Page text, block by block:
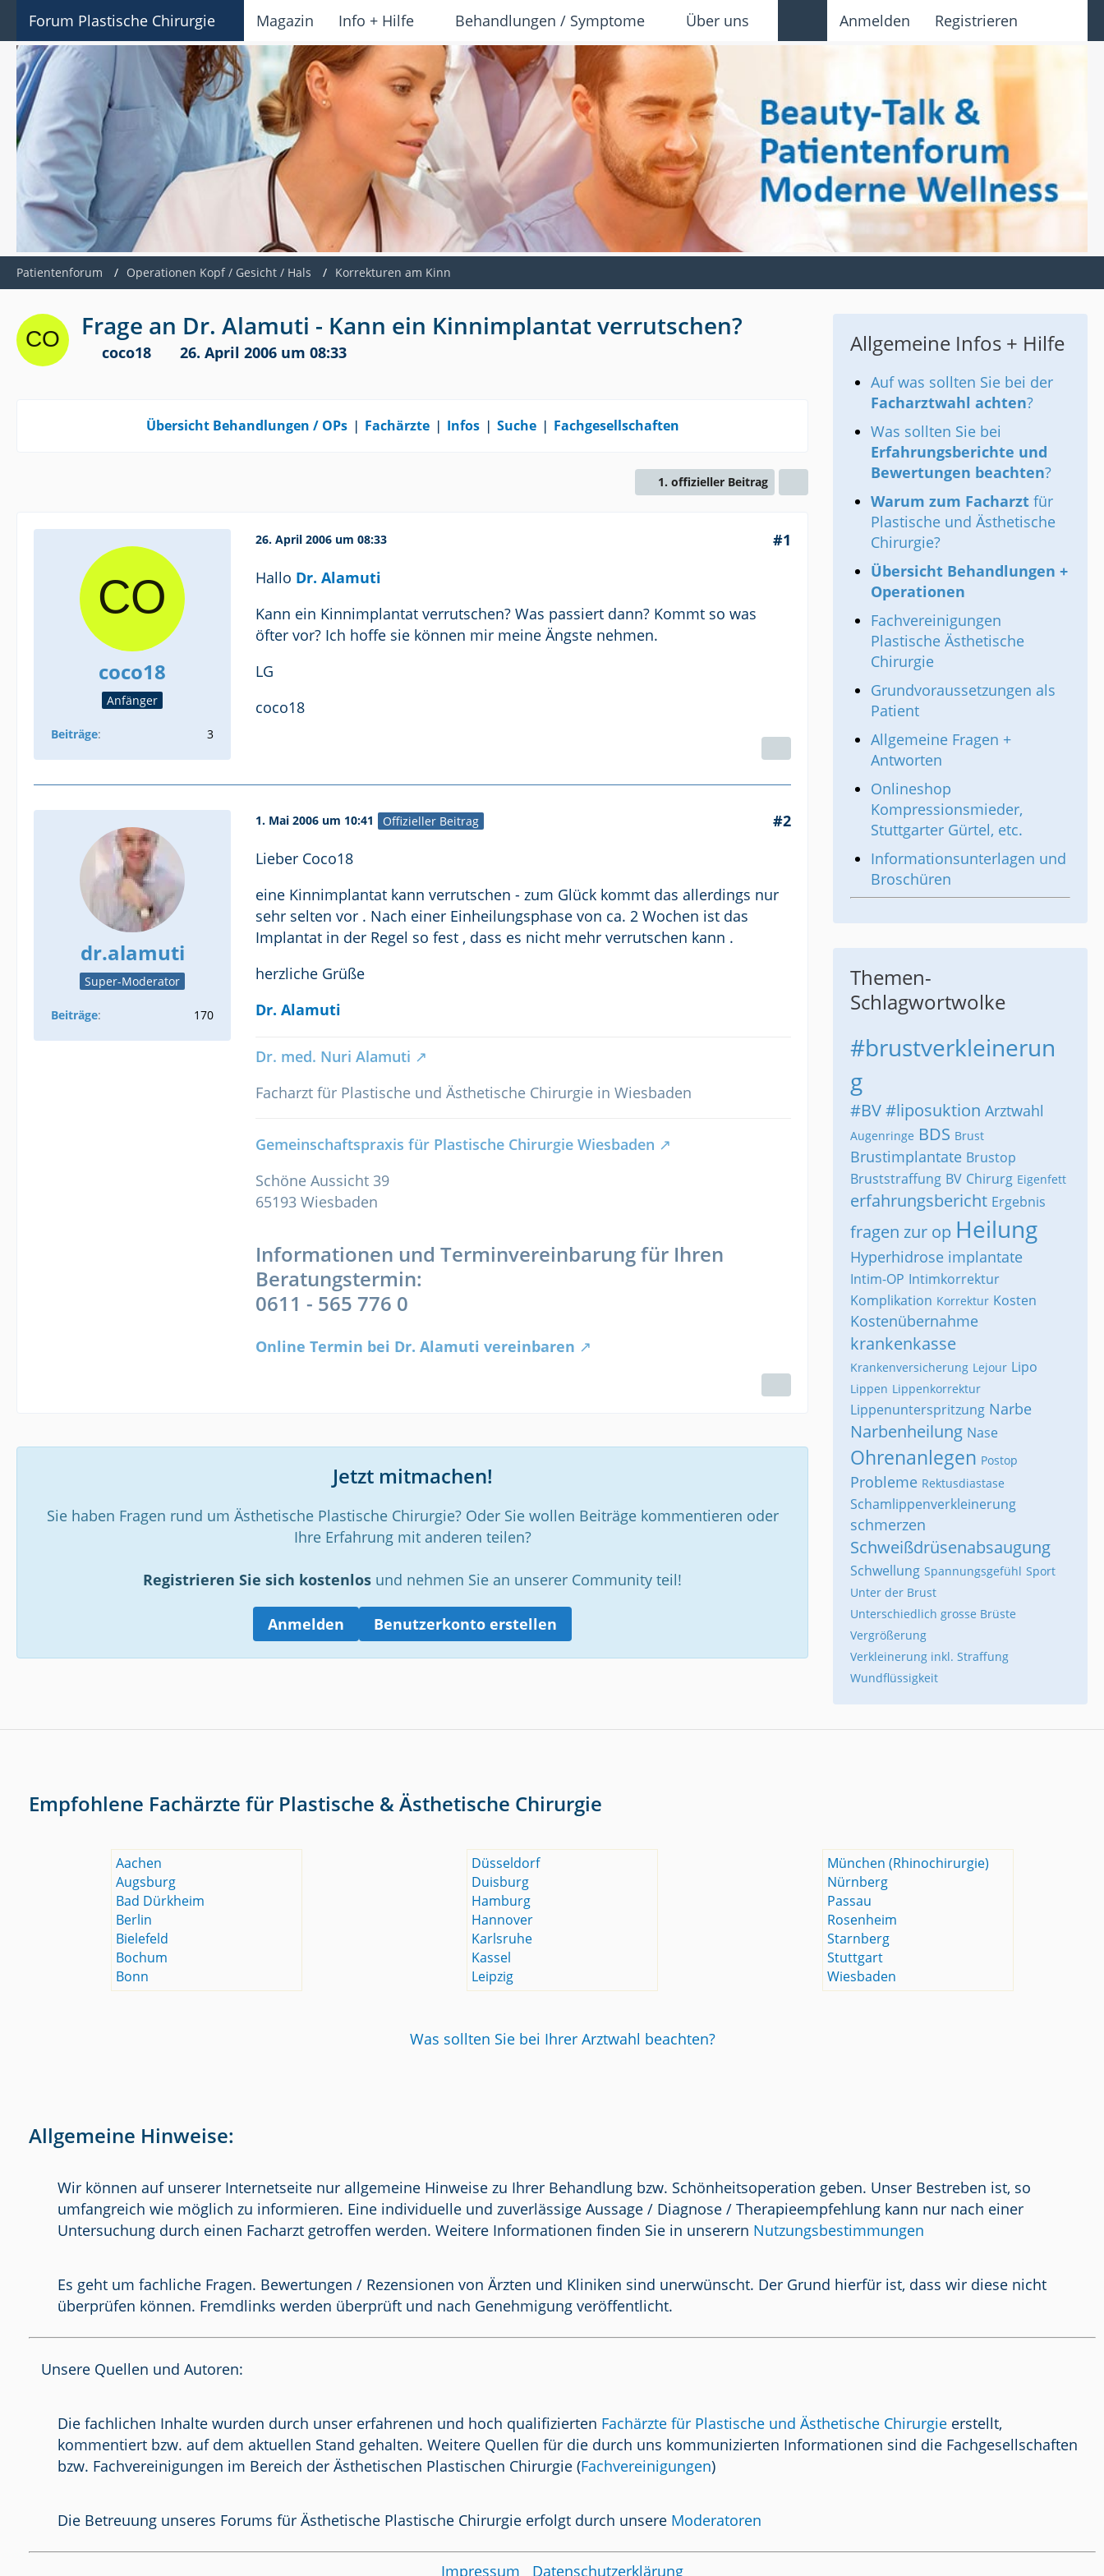
Forum Plastische Chirurgie Magazin Info + Hilfe Behandlungen / Symptome Über uns Anmelden Registrieren
Patientenforum Operationen Kopf / Gesicht / Hals Korrekturen am Kinn
Frage an Dr. Alamuti - Kann ein Kinnimplantat verrutschen?
coco18 26. April 2006 um 08:33
Übersicht Behandlungen / OPs❘ Fachärzte❘ Infos❘ Suche❘ Fachgesellschaften
1. offizieller Beitrag
coco18
Anfänger
Beiträge 3
26. April 2006 um 08:33
#1
Hallo Dr. Alamuti
Kann ein Kinnimplantat verrutschen? Was passiert dann? Kommt so was
öfter vor? Ich hoffe sie können mir meine Ängste nehmen.
LG
coco18
dr.alamuti
Super-Moderator
Beiträge 170
1. Mai 2006 um 10:41 Offizieller Beitrag
#2
Lieber Coco18
eine Kinnimplantat kann verrutschen - zum Glück kommt das allerdings nur
sehr selten vor . Nach einer Einheilungsphase von ca. 2 Wochen ist das
Implantat in der Regel so fest , dass es nicht mehr verrutschen kann .
herzliche Grüße
Dr. Alamuti
Dr. med. Nuri Alamuti
Facharzt für Plastische und Ästhetische Chirurgie in Wiesbaden
Gemeinschaftspraxis für Plastische Chirurgie Wiesbaden
Schöne Aussicht 39
65193 Wiesbaden
Informationen und Terminvereinbarung für Ihren
Beratungstermin:
0611 - 565 776 0
Online Termin bei Dr. Alamuti vereinbaren
Jetzt mitmachen!
Sie haben Fragen rund um Ästhetische Plastische Chirurgie? Oder Sie wollen Beiträge kommentieren oder
Ihre Erfahrung mit anderen teilen?
Registrieren Sie sich kostenlos und nehmen Sie an unserer Community teil!
Benutzerkonto erstellen
Anmelden
Allgemeine Infos + Hilfe
Auf was sollten Sie bei der
Facharztwahl achten?
Was sollten Sie bei
Erfahrungsberichte und
Bewertungen beachten?
Warum zum Facharzt für
Plastische und Ästhetische
Chirurgie?
Übersicht Behandlungen +
Operationen
Fachvereinigungen
Plastische Ästhetische
Chirurgie
Grundvoraussetzungen als
Patient
Allgemeine Fragen +
Antworten
Onlineshop
Kompressionsmieder,
Stuttgarter Gürtel, etc.
Informationsunterlagen und
Broschüren
Themen-
Schlagwortwolke
#brustverkleinerun
g
#BV#liposuktion Arztwahl
Augenringe BDS Brust
Brustimplantate Brustop
Bruststraffung BV Chirurg Eigenfett
erfahrungsbericht Ergebnis
fragen zur op Heilung
Hyperhidrose implantate
Intim-OP Intimkorrektur
Komplikation Korrektur Kosten
Kostenübernahme
krankenkasse
Krankenversicherung Lejour Lipo
Lippen Lippenkorrektur
Lippenunterspritzung Narbe
Narbenheilung Nase
Ohrenanlegen Postop
Probleme Rektusdiastase
Schamlippenverkleinerung
schmerzen
Schweißdrüsenabsaugung
Schwellung Spannungsgefühl Sport
Unter der Brust
Unterschiedlich grosse Brüste
Vergrößerung
Verkleinerung inkl. Straffung
Wundflüssigkeit
Empfohlene Fachärzte für Plastische & Ästhetische Chirurgie
Aachen
Augsburg
Bad Dürkheim
Berlin
Bielefeld
Bochum
Bonn
Düsseldorf
Duisburg
Hamburg
Hannover
Karlsruhe
Kassel
Leipzig
München (Rhinochirurgie)
Nürnberg
Passau
Rosenheim
Starnberg
Stuttgart
Wiesbaden
Was sollten Sie bei Ihrer Arztwahl beachten?
Allgemeine Hinweise:
Wir können auf unserer Internetseite nur allgemeine Hinweise zu Ihrer Behandlung bzw. Schönheitsoperation geben. Unser Bestreben ist, so
umfangreich wie möglich zu informieren. Eine individuelle und zuverlässige Aussage / Diagnose / Therapieempfehlung kann nur nach einer
Untersuchung durch einen Facharzt getroffen werden. Weitere Informationen finden Sie in unserern Nutzungsbestimmungen
Es geht um fachliche Fragen. Bewertungen / Rezensionen von Ärzten und Kliniken sind unerwünscht. Der Grund hierfür ist, dass wir diese nicht
überprüfen können. Fremdlinks werden überprüft und nach Genehmigung veröffentlicht.
Unsere Quellen und Autoren:
Die fachlichen Inhalte wurden durch unser erfahrenen und hoch qualifizierten Fachärzte für Plastische und Ästhetische Chirurgie erstellt,
kommentiert bzw. auf dem aktuellen Stand gehalten. Weitere Quellen für die durch uns kommunizierten Informationen sind die Fachgesellschaften
bzw. Fachvereinigungen im Bereich der Ästhetischen Plastischen Chirurgie (Fachvereinigungen)
Die Betreuung unseres Forums für Ästhetische Plastische Chirurgie erfolgt durch unsere Moderatoren
Impressum Datenschutzerklärung